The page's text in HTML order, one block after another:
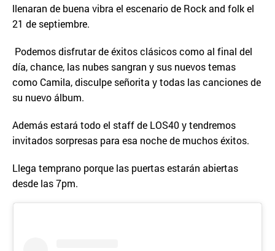
llenaran de buena vibra el escenario de Rock and folk el
21 de septiembre.
Podemos disfrutar de éxitos clásicos como al final del
día, chance, las nubes sangran y sus nuevos temas
como Camila, disculpe señorita y todas las canciones de
su nuevo álbum.
Además estará todo el staff de LOS40 y tendremos
invitados sorpresas para esa noche de muchos éxitos.
Llega temprano porque las puertas estarán abiertas
desde las 7pm.